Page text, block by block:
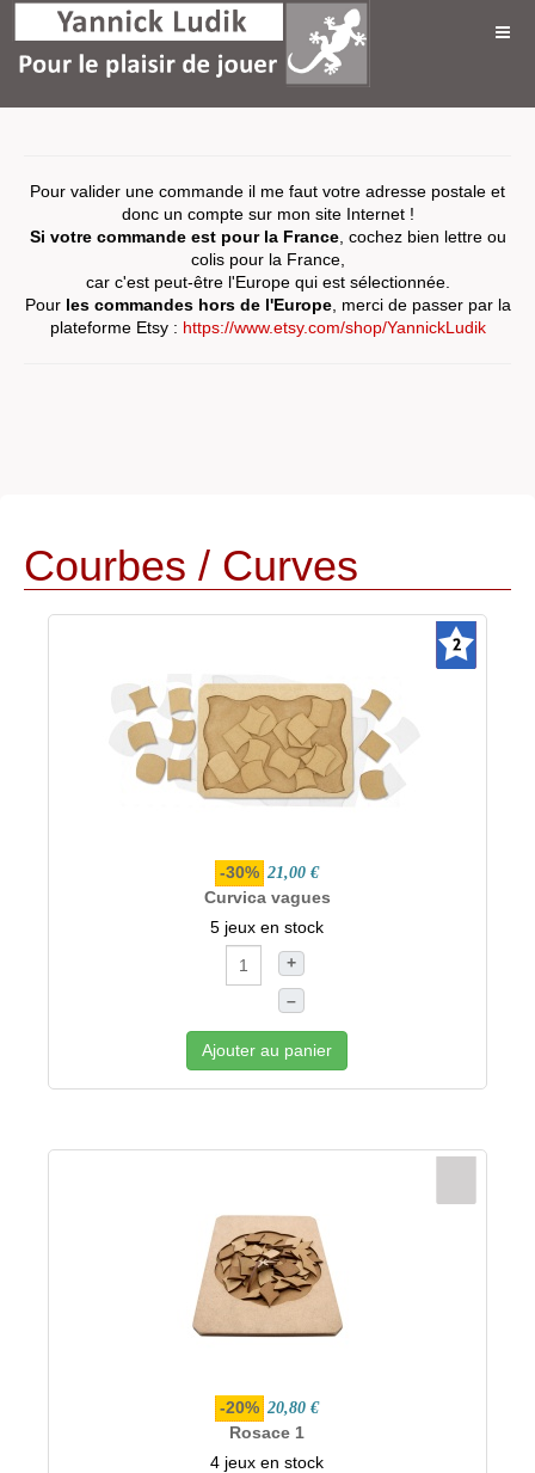
Pour valider une commande il me faut votre adresse postale et
donc un compte sur mon site Internet !
Si votre commande est pour la France, cochez bien lettre ou
colis pour la France,
car c'est peut-être l'Europe qui est sélectionnée.
Pour les commandes hors de l'Europe, merci de passer par la
plateforme Etsy : https://www.etsy.com/shop/YannickLudik
Courbes / Curves
-30% 21,00 €
Curvica vagues
5 jeux en stock
+
–
Ajouter au panier
-20% 20,80 €
Rosace 1
4 jeux en stock